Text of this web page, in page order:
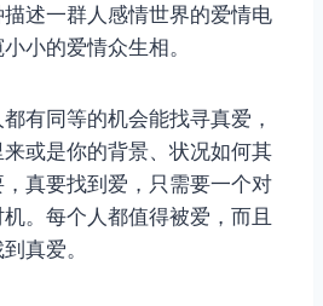
描述一群人感情世界的爱情电
小的爱情众生相。
有同等的机会能找寻真爱，
或是你的背景、状况如何其
真要找到爱，只需要一个对
。每个人都值得被爱，而且
真爱。
搜索